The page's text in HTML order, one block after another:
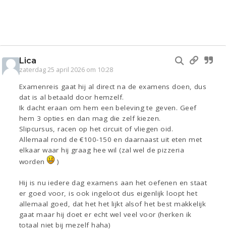
Lica
zaterdag 25 april 2026 om 10:28
Examenreis gaat hij al direct na de examens doen, dus
dat is al betaald door hemzelf.
Ik dacht eraan om hem een beleving te geven. Geef
hem 3 opties en dan mag die zelf kiezen.
Slipcursus, racen op het circuit of vliegen oid.
Allemaal rond de €100-150 en daarnaast uit eten met
elkaar waar hij graag hee wil (zal wel de pizzeria
worden
)
Hij is nu iedere dag examens aan het oefenen en staat
er goed voor, is ook ingeloot dus eigenlijk loopt het
allemaal goed, dat het het lijkt alsof het best makkelijk
gaat maar hij doet er echt wel veel voor (herken ik
totaal niet bij mezelf haha)